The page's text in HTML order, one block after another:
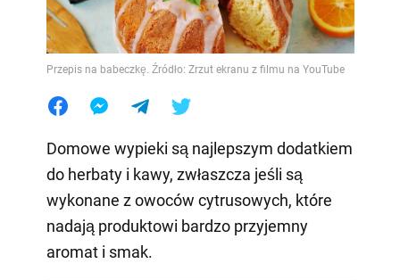
Przepis na babeczkę. Źródło: Zrzut ekranu z filmu na YouTube
Domowe wypieki są najlepszym dodatkiem
do herbaty i kawy, zwłaszcza jeśli są
wykonane z owoców cytrusowych, które
nadają produktowi bardzo przyjemny
aromat i smak.